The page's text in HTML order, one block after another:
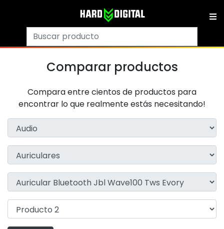
Comparar productos
Compara entre cientos de productos para
encontrar lo que realmente estás necesitando!